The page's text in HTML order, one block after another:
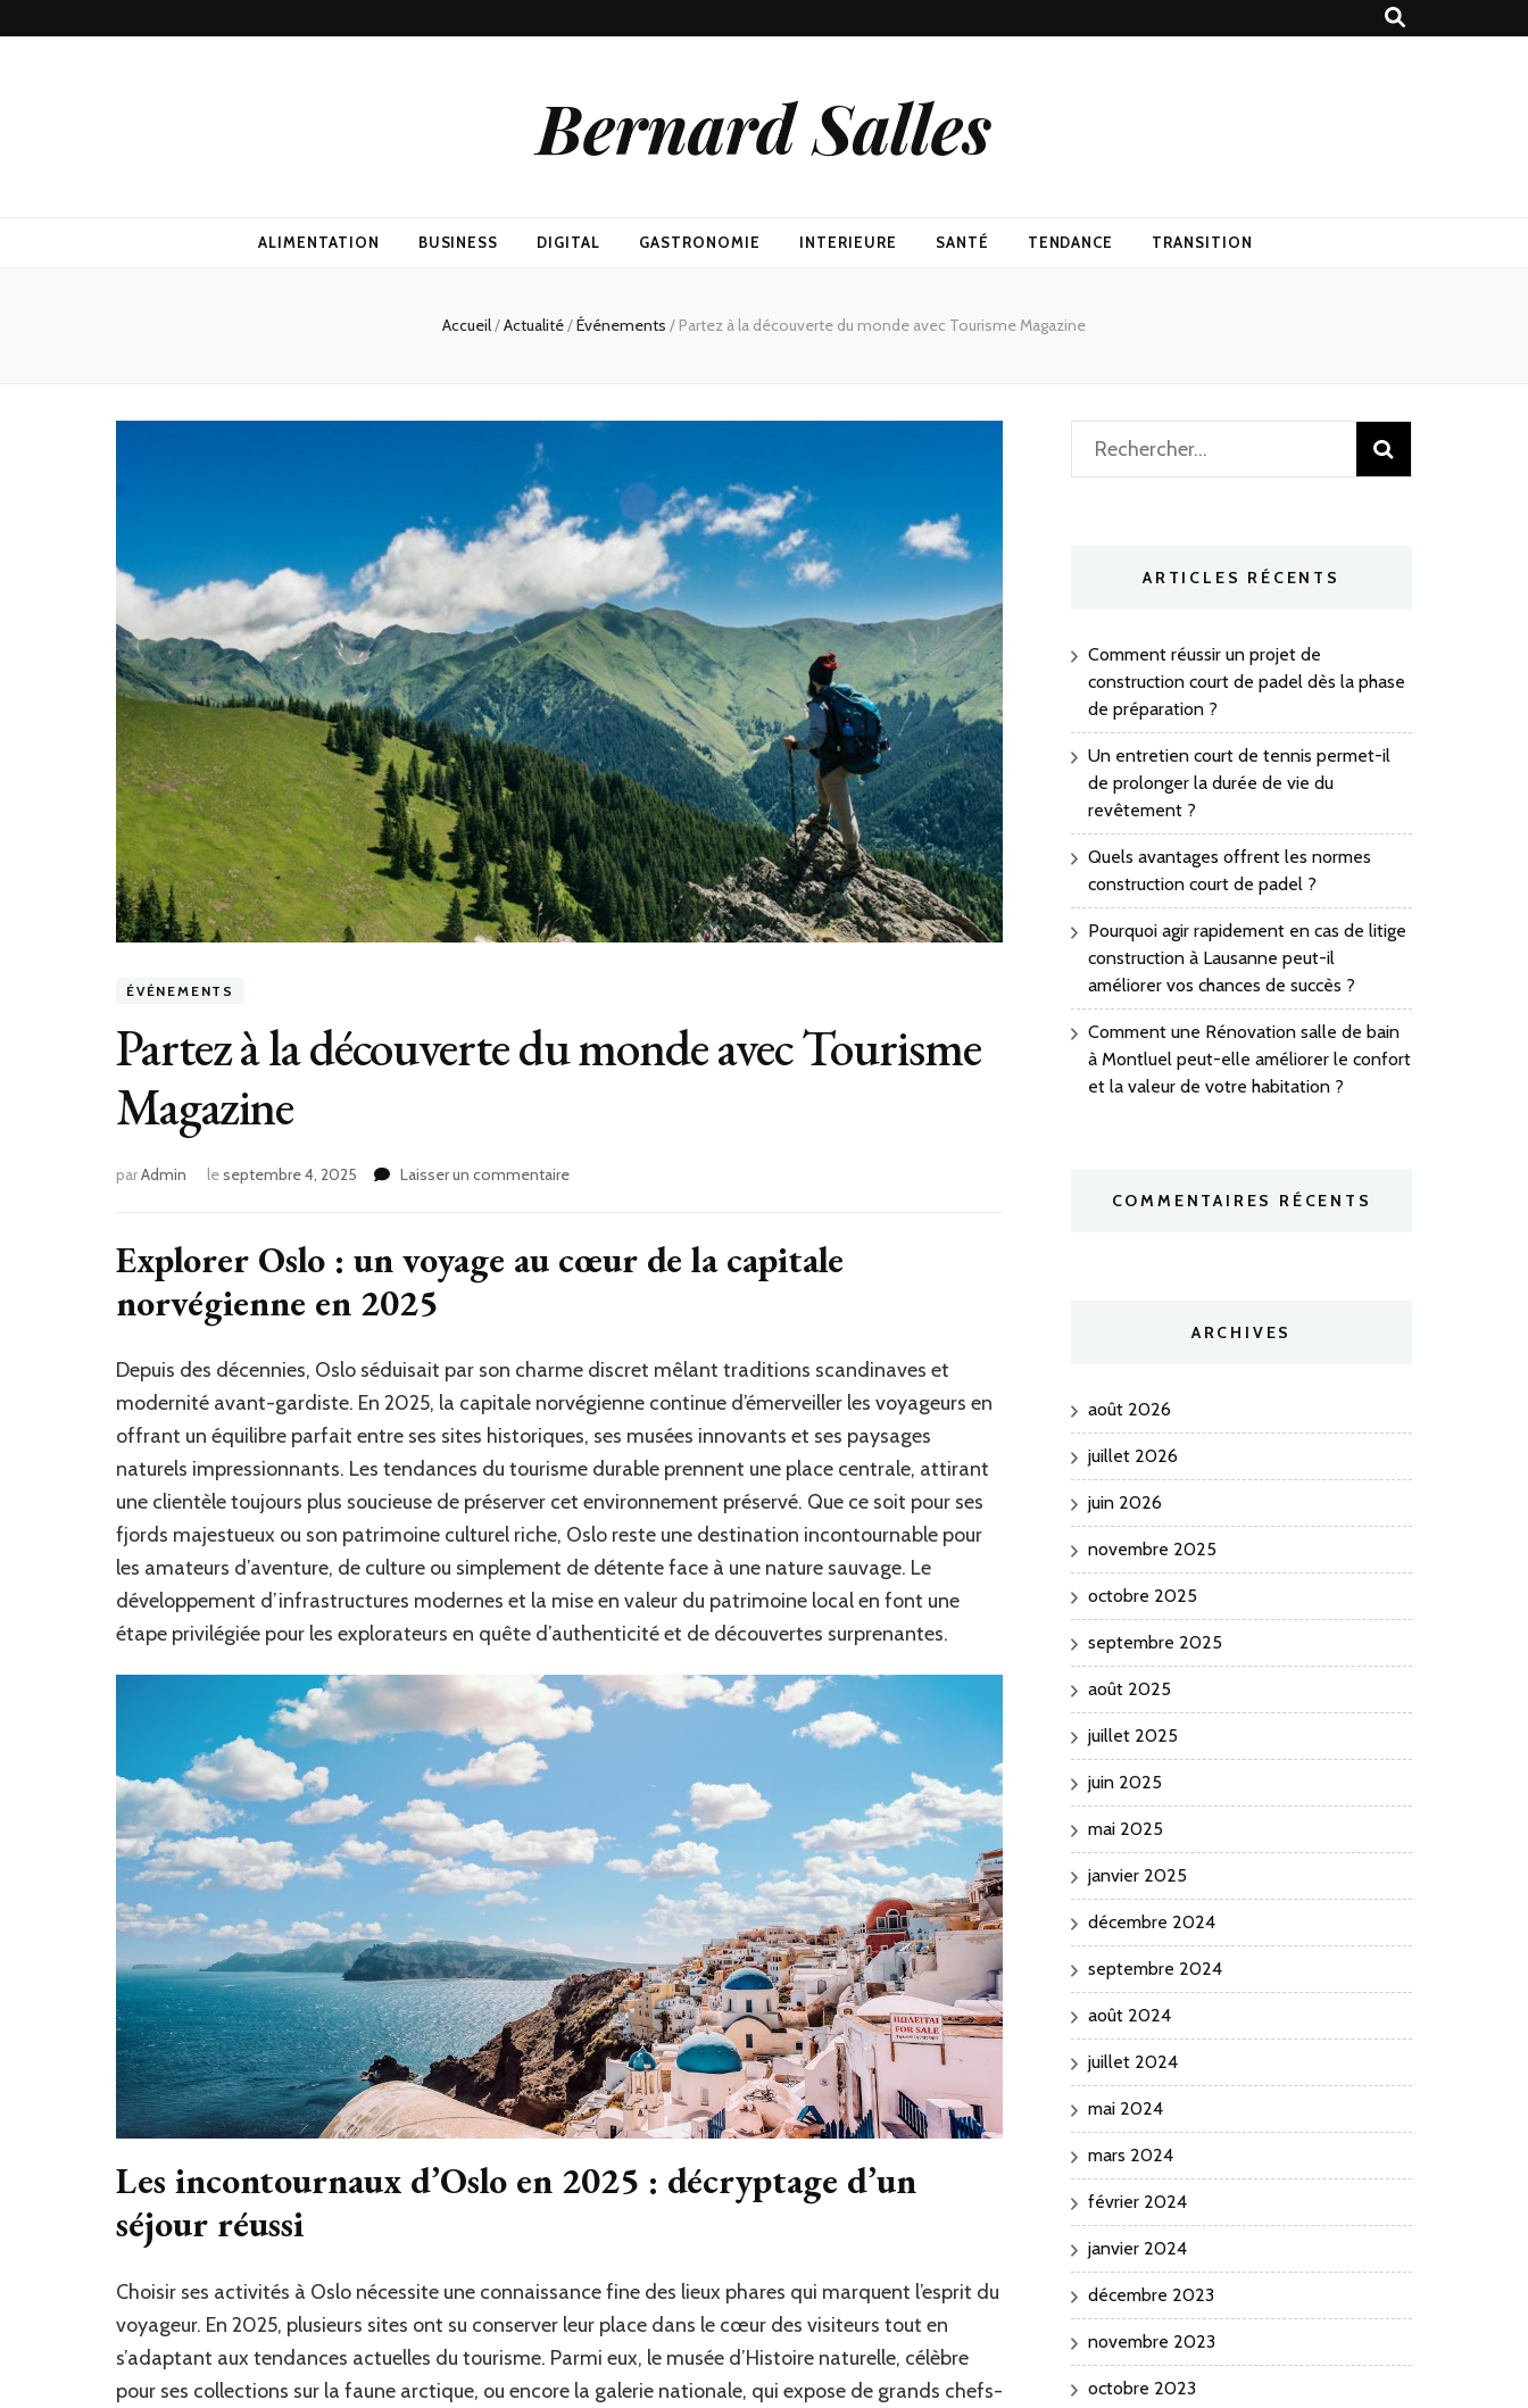
Bernard Salles
ALIMENTATION BUSINESS DIGITAL GASTRONOMIE INTERIEURE SANTÉ TENDANCE TRANSITION
Accueil/Actualité/Événements / Partez à la découverte du monde avec Tourisme Magazine
ÉVÉNEMENTS
Partez à la découverte du monde avec Tourisme
Magazine
parAdmin leseptembre 4, 2025 Laisser un commentairesur
découverte
Tourisme
Explorer Oslo : un voyage au cœur de la capitale
norvégienne en 2025
Depuis des décennies, Oslo séduisait par son charme discret mêlant traditions scandinaves et
modernité avant-gardiste. En 2025, la capitale norvégienne continue d’émerveiller les voyageurs en
offrant un équilibre parfait entre ses sites historiques, ses musées innovants et ses paysages
naturels impressionnants. Les tendances du tourisme durable prennent une place centrale, attirant
une clientèle toujours plus soucieuse de préserver cet environnement préservé. Que ce soit pour ses
fjords majestueux ou son patrimoine culturel riche, Oslo reste une destination incontournable pour
les amateurs d’aventure, de culture ou simplement de détente face à une nature sauvage. Le
développement d’infrastructures modernes et la mise en valeur du patrimoine local en font une
étape privilégiée pour les explorateurs en quête d’authenticité et de découvertes surprenantes.
Les incontournaux d’Oslo en 2025 : décryptage d’un
séjour réussi
Choisir ses activités à Oslo nécessite une connaissance fine des lieux phares qui marquent l’esprit du
voyageur. En 2025, plusieurs sites ont su conserver leur place dans le cœur des visiteurs tout en
s’adaptant aux tendances actuelles du tourisme. Parmi eux, le musée d’Histoire naturelle, célèbre
pour ses collections sur la faune arctique, ou encore la galerie nationale, qui expose de grands chefs-
Rechercher :
ARTICLES RÉCENTS
Comment réussir un projet de
construction court de padel dès la phase
de préparation ?
Un entretien court de tennis permet-il
de prolonger la durée de vie du
revêtement ?
Quels avantages offrent les normes
construction court de padel ?
Pourquoi agir rapidement en cas de litige
construction à Lausanne peut-il
améliorer vos chances de succès ?
Comment une Rénovation salle de bain
à Montluel peut-elle améliorer le confort
et la valeur de votre habitation ?
COMMENTAIRES RÉCENTS
ARCHIVES
août 2026
juillet 2026
juin 2026
novembre 2025
octobre 2025
septembre 2025
août 2025
juillet 2025
juin 2025
mai 2025
janvier 2025
décembre 2024
septembre 2024
août 2024
juillet 2024
mai 2024
mars 2024
février 2024
janvier 2024
décembre 2023
novembre 2023
octobre 2023